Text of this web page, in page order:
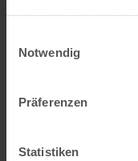
Notwendig
Präferenzen
Statistiken